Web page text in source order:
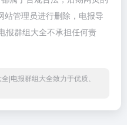
站管理员进行删除，电报导
报群组大全不承担任何责
|电报群组大全致力于优质、